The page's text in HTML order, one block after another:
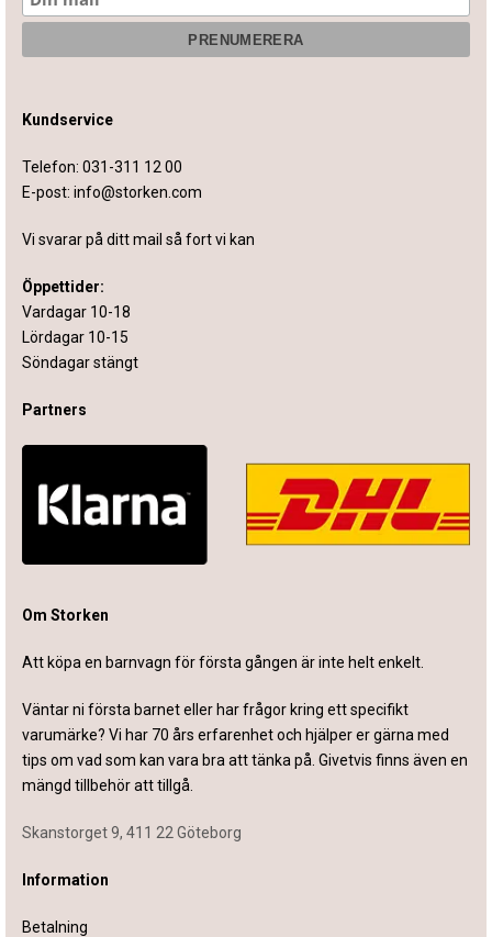
Kundservice
Telefon: 031-311 12 00
E-post: info@storken.com
Vi svarar på ditt mail så fort vi kan
Öppettider:
Vardagar 10-18
Lördagar 10-15
Söndagar stängt
Partners
Om Storken
Att köpa en barnvagn för första gången är inte helt enkelt.
Väntar ni första barnet eller har frågor kring ett specifikt
varumärke? Vi har 70 års erfarenhet och hjälper er gärna med
tips om vad som kan vara bra att tänka på. Givetvis finns även en
mängd tillbehör att tillgå.
Skanstorget 9, 411 22 Göteborg
Information
Betalning